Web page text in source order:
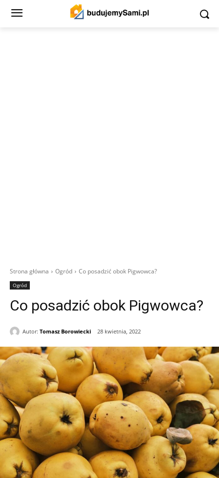
Strona główna Ogród Co posadzić obok Pigwowca?
Ogród
Co posadzić obok Pigwowca?
Autor: Tomasz Borowiecki 28 kwietnia, 2022